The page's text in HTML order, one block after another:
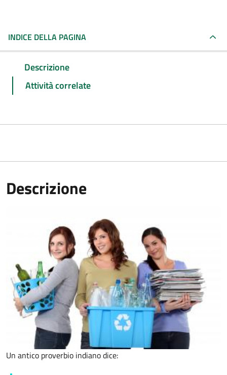
INDICE DELLA PAGINA
Descrizione
Attività correlate
Descrizione
Un antico proverbio indiano dice: